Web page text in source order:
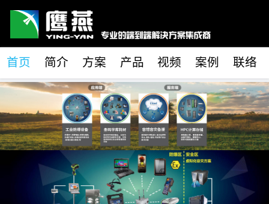
首页 简介 方案 产品 视频 案例 联络